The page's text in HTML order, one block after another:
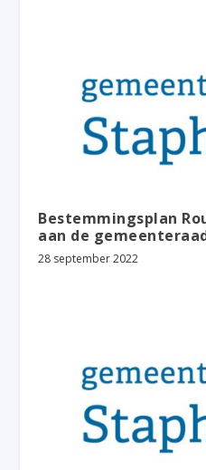
Bestemmingsplan
aan de
28 september 2022